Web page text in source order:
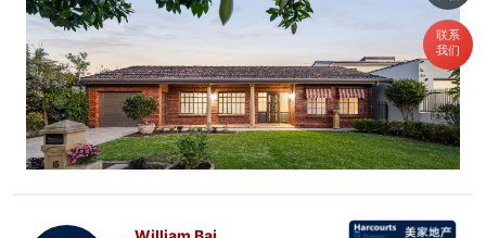
联系
我们